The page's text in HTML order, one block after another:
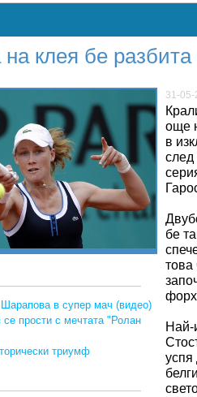
клея бе
в супер мач (видео)
прости с мечтата "Ролан
триумф
31-05-
още
в
след
бе
това
Най-
успя